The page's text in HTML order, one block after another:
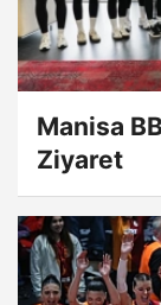
Manisa
Ziyaret